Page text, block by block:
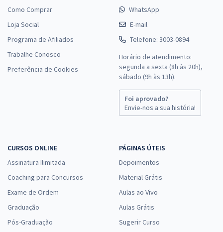
Como Comprar
Loja Social
Programa de Afiliados
Trabalhe Conosco
Preferência de Cookies
WhatsApp
E-mail
Telefone: 3003-0894
Horário de atendimento:
segunda a sexta (8h às 20h),
sábado (9h às 13h).
Foi aprovado?
Envie-nos a sua história!
CURSOS ONLINE
Assinatura Ilimitada
Coaching para Concursos
Exame de Ordem
Graduação
Pós-Graduação
PÁGINAS ÚTEIS
Depoimentos
Material Grátis
Aulas ao Vivo
Aulas Grátis
Sugerir Curso